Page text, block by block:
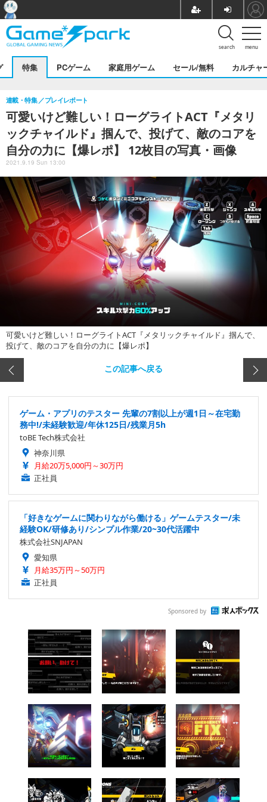
menu
search
特集 PCゲーム 家庭用ゲーム セール/無料 カルチャ
可愛いけど難しい！ローグライトACT『メタリ
ックチャイルド』掴んで、投げて、敵のコアを
自分の力に【爆レポ】 12枚目の写真・画像
連載・特集 プレイレポート
2021.9.19 Sun 13:00
可愛いけど難しい！ローグライトACT『メタリックチャイルド』掴んで、
投げて、敵のコアを自分の力に【爆レポ】
この記事へ戻る
ゲーム・アプリのテスター 先輩の7割以上が週1日～在宅勤
務中!/未経験歓迎/年休125日/残業月5h
toBE Tech株式会社
神奈川県
月給20万5,000円～30万円
正社員
「好きなゲームに関わりながら働ける」ゲームテスター/未
経験OK/研修あり/シンプル作業/20~30代活躍中
株式会社SNJAPAN
愛知県
月給35万円～50万円
正社員
Sponsored by